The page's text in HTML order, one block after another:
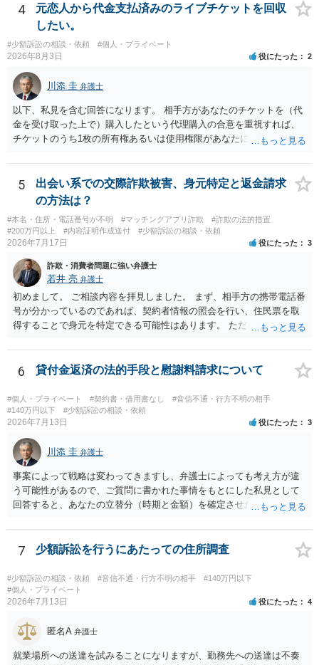
代理人が就いていたことを知らせると（訴状の記載内容から明らかな
場合も）、裁判所が当該代理人弁護士に事前連絡し、引き続き訴訟も
受任するかを聞いたうえで、受任の意志が明らかになったところで、
直接被告に送達するのではなく、代理人に訴状の受領を促すこともあ
ります。 ラインのやり取りでしか証拠がないと、実際の本人性が明ら
かではありません。もちろん弁護士（２０万円の請求で代理人弁護士
に委任するかも疑わしいのですが）も住所は明らかにしないでしょ
う。 何か本人を示す事実（振込先などの情報）から、相手の住所等の
情報を割り出していくしかないように思えます。 以上、ご参考まで。
4
元恋人から代金支払済みのライブチケットを回収
したい。
#少額訴訟の相談・依頼 #個人・プライベート
2026年8月3日 役にたった 2
川添 圭 弁護士
以下、私見を含む回答になります。 相手方があなたのチケットを（代
金を受け取った上で）購入したという代理購入の合意を重視すれば、
チケットのうち1枚の所有権あるいは使用権限があなたにあり、チケッ
す。 一方、このチケット購入には「相手方と一緒に行く」という合意
も付随していたことを無視することができません。こちらを重視すれ
ば、交際を終了させたことにより「一緒に行く」という結果の実現に
重大な障害が発生しており、当然にチケットを引き渡すべきといえる
かは微妙であり、むしろ返金すべきとするのが当事者の合理的意思に
合致するのではないか、という判断に傾くことになると思います。 例
隣り合わせになることは避けたいという心理が働くことも無理からぬ
ところです。一方、チケットがエリア指定のアリーナ席であれば隣り
合わせにならずに済むかもしれませんし、そのチケットが入手困難で
あったり特別席であったりすれば、判断は変わってくるかもしれませ
ん。当該チケットがチケット転売防止法に規定する特定興行入場券に
外に選択肢がない場合もあるでしょう。 このように、本件の紛争は、
法的には「当事者の合理的意思」がどこにあるのかを追求した解決が
必要になると思われます。なかなか難しい問題なので、弁護士によっ
ても回答は異なるかもしれません。
5
出会い系での交際詐欺被害、身元特定と返金請求
の方法は？
#本名・住所・電話番号が不明 #マッチングアプリ詐欺
#詐欺の法的措置
#200万円以上
#内容証明作成送付 #少額訴訟の相談・依頼
2026年7月17日 役にたった 3
詐欺・消費者問題に強い弁護士
若井 亮 弁護士
初めまして。 ご相談内容を拝見しました。 まず、相手方の携帯電話番
号が分かっているのであれば、契約者情報の照会を行い、住民票を取
得することで身元を特定できる可能性はあります。 ただ、他人名義の
ろです。 LINEについても、詐欺の事案であれば照会できる可能性はあ
りますが、携帯電話の番号を経由する方法より難しくなります。 身元
本的に贈与に該当する場合には返金請求ができません。 詐欺を含め、
当方に返金の理屈があるかどうかを確認していきます。 さらに、渡し
た金額について、裏付けがあるかどうかも精査します。 上記を経て、
身元の特定、返金の理屈があると判断できるのであれば、まずは交渉
からスタートすることになるでしょう。 ご理解のとおり、詐欺である
ことの立証は簡単ではありません。 刑事事件化が出来るのであれば、
返金交渉で有利になる可能性がありますが、民事上の詐欺の立証以上
に難しいところがあります。 こちらについては、一度、最寄りの警察
署に被害相談をするようにしてください。 具体的な見通しに関して
6 貸付金返済の法的手段と慰謝料請求について
#個人・プライベート #契約書・借用書なし
#音信不通・行方不明の相手
#140万円以下
#少額訴訟の相談・依頼
2026年7月13日 役にたった 3
川添 圭 弁護士
事案によって戦略は変わってきますし、弁護士によっても考え方が違
う可能性があるので、ご質問に書かれた事情をもとにした私見として
回答すると、あなたの立替分（時期と金額）を確定させた上で、淡々
と、もし異議申立てがなされる可能性が高そうであれば時間の浪費
（通常訴訟へ移行する日数分空転する）になりますし、支払督促及び
に相手方が遠方である場合は）対応が面倒な場合があるからです。相
手方の主張については、和解で減額を考慮すればよいと思います。 な
お、残念ながら、「連絡も返ってこず、返済の目処も立たずで精神的
せん。
7 少額訴訟を行うにあたっての住所調査
#少額訴訟の相談・依頼 #音信不通・行方不明の相手
#140万円以下
#個人・プライベート
2026年7月13日 役にたった 4
匿名A 弁護士
就業場所への送達を試みることになりますが、勤務先への送達は不奏